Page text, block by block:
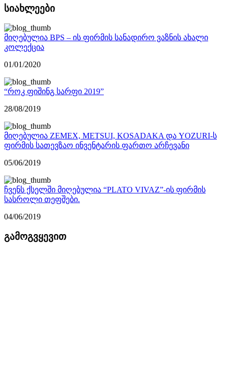
სიახლეები
მიღებულია BPS – ის ფირმის სანადირო ვაზნის ახალი
კოლექცია
01/01/2020
“როკ ფიშინგ სარფი 2019”
28/08/2019
მიღებულია ZEMEX, METSUI, KOSADAKA და YOZURI-ს
ფირმის სათევზაო ინვენტარის ფართო არჩევანი
05/06/2019
ჩვენს ქსელში მიღებულია “PLATO VIVAZ”-ის ფირმის
სასროლი თეფშები.
04/06/2019
გამოგვყევით